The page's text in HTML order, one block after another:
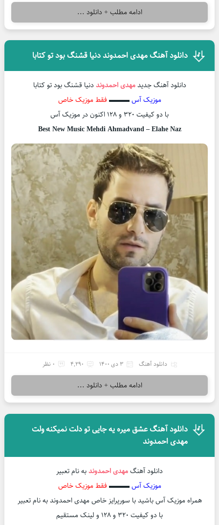
ادامه مطلب + دانلود ...
دانلود آهنگ مهدی احمدوند دنیا قشنگ بود تو کتابا
دانلود آهنگ جدیدمهدی احمدونددنیا قشنگ بود تو کتابا
موزیک آس▬▬▬ فقط موزیک خاص
با دو کیفیت ۳۲۰ و ۱۲۸ اکنون در موزیک آس
Best New Music Mehdi Ahmadvand – Elahe Naz
دانلود آهنگ 3 دی 1400 4,290 0 نظر
ادامه مطلب + دانلود ...
دانلود آهنگ عشق میره یه جایی تو دلت نمیکنه ولت
مهدی احمدوند
دانلود آهنگمهدی احمدوندبه نام تعبیر
موزیک آس▬▬▬ فقط موزیک خاص
همراه موزیک آس باشید با سورپرایز خاص مهدی احمدوند به نام تعبیر
با دو کیفیت ۳۲۰ و ۱۲۸ و لینک مستقیم